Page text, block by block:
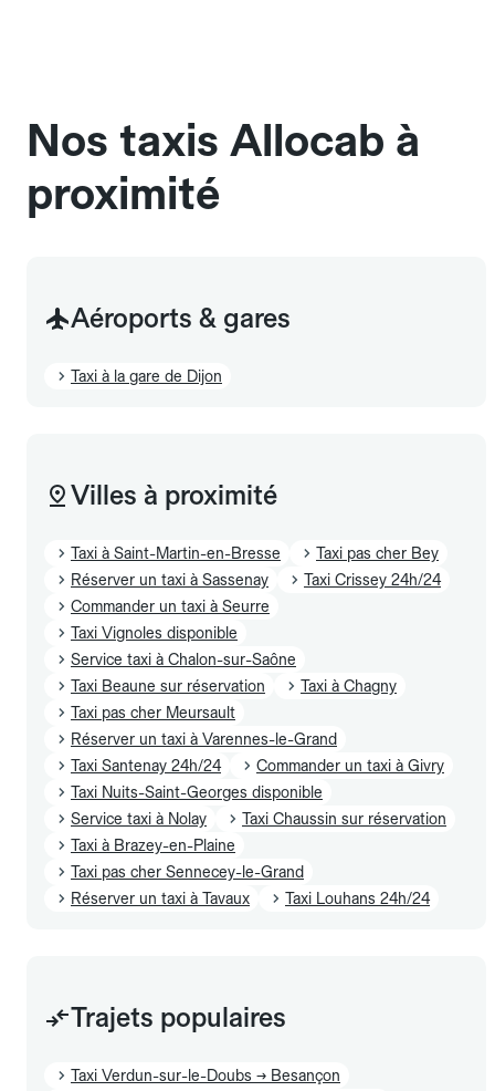
Nos taxis Allocab à
proximité
Aéroports & gares
Taxi à la gare de Dijon
Villes à proximité
Taxi à Saint-Martin-en-Bresse
Taxi pas cher Bey
Réserver un taxi à Sassenay
Taxi Crissey 24h/24
Commander un taxi à Seurre
Taxi Vignoles disponible
Service taxi à Chalon-sur-Saône
Taxi Beaune sur réservation
Taxi à Chagny
Taxi pas cher Meursault
Réserver un taxi à Varennes-le-Grand
Taxi Santenay 24h/24
Commander un taxi à Givry
Taxi Nuits-Saint-Georges disponible
Service taxi à Nolay
Taxi Chaussin sur réservation
Taxi à Brazey-en-Plaine
Taxi pas cher Sennecey-le-Grand
Réserver un taxi à Tavaux
Taxi Louhans 24h/24
Trajets populaires
Taxi Verdun-sur-le-Doubs → Besançon